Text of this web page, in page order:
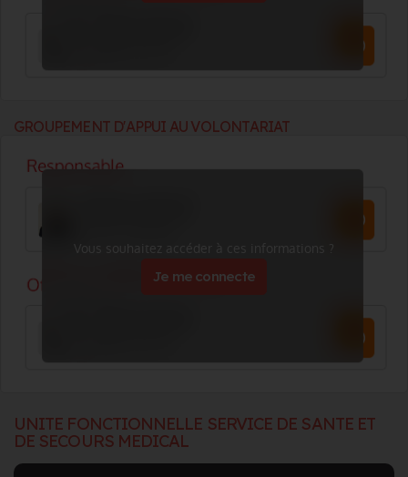
GROUPEMENT D'APPUI AU VOLONTARIAT
Vous souhaitez accéder à ces informations ?
Je me connecte
UNITE FONCTIONNELLE SERVICE DE SANTE ET
DE SECOURS MEDICAL